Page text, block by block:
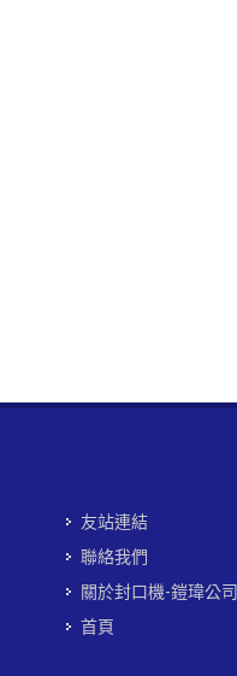
友站連結
聯絡我們
關於封口機-鎧瑋公司
首頁